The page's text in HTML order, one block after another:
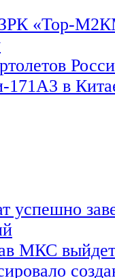
«Тор-
171А3 в
успешно
МКС